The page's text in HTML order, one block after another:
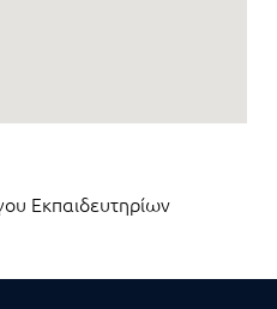
Εκπαιδευτηρίων